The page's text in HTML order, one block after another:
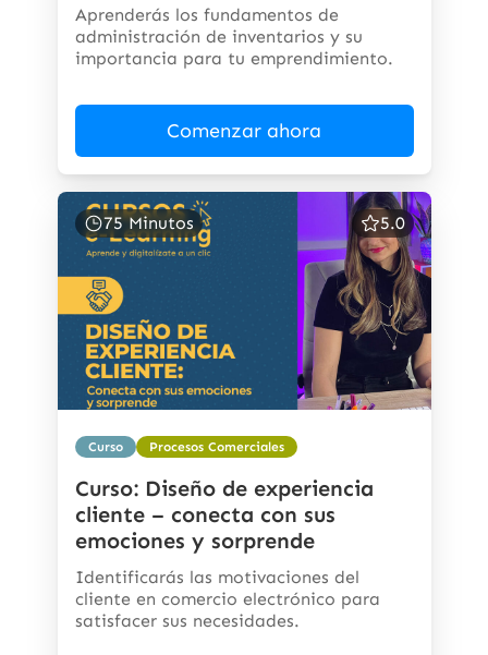
Aprenderás los fundamentos de
administración de inventarios y su
importancia para tu emprendimiento.
Comenzar ahora
75 Minutos 5.0
Curso Procesos Comerciales
Curso: Diseño de experiencia
cliente – conecta con sus
emociones y sorprende
Identificarás las motivaciones del
cliente en comercio electrónico para
satisfacer sus necesidades.